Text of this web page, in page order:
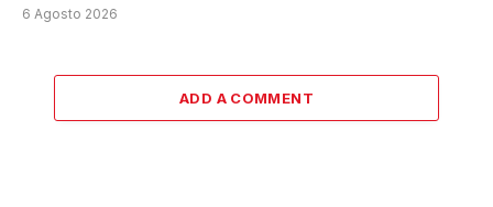
6 Agosto 2026
ADD A COMMENT